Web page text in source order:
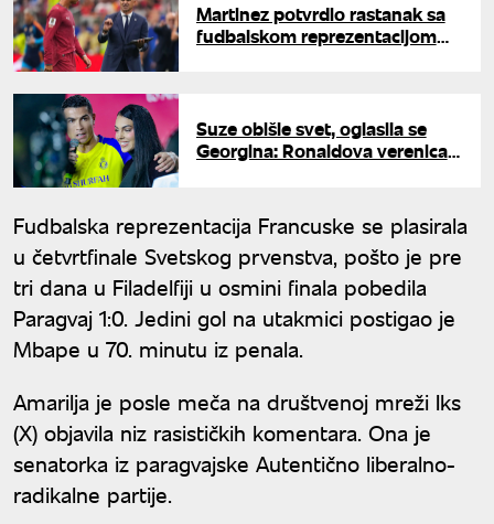
Martinez potvrdio rastanak sa
fudbalskom reprezentacijom
Suze obišle svet, oglasila se
Georgina: Ronaldova verenica
Fudbalska reprezentacija Francuske se plasirala
u četvrtfinale Svetskog prvenstva, pošto je pre
tri dana u Filadelfiji u osmini finala pobedila
Paragvaj 1:0. Jedini gol na utakmici postigao je
Mbape u 70. minutu iz penala.
Amarilja je posle meča na društvenoj mreži Iks
(X) objavila niz rasističkih komentara. Ona je
senatorka iz paragvajske Autentično liberalno-
radikalne partije.